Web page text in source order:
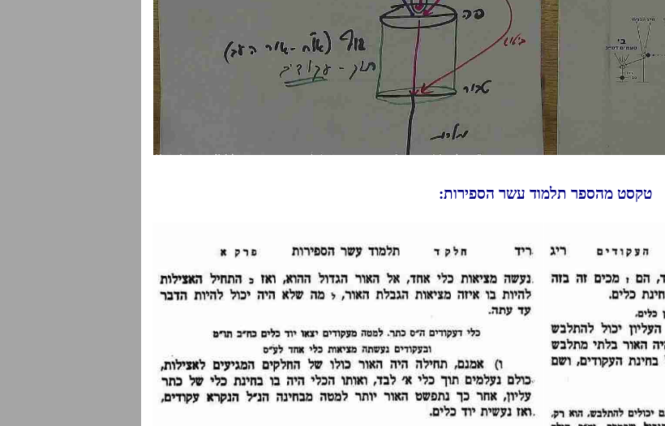
טקסט מהספר תלמוד עשר הספירות: